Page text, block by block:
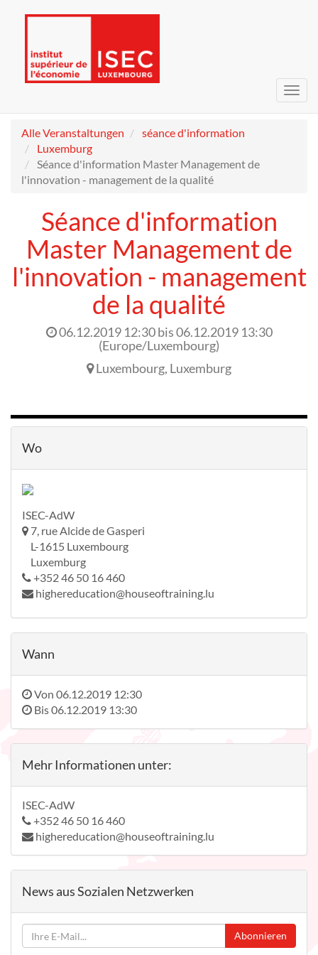
Alle Veranstaltungen
séance d'information
Luxemburg
Séance d'information Master Management de
l'innovation - management de la qualité
Séance d'information
Master Management de
l'innovation - management
de la qualité
06.12.2019 12:30bis06.12.2019 13:30
(Europe/Luxembourg)
Luxembourg, Luxemburg
Wo
ISEC-AdW
7, rue Alcide de Gasperi
L-1615 Luxembourg
Luxemburg
+352 46 50 16 460
highereducation@houseoftraining.lu
Wann
Von 06.12.2019 12:30
Bis06.12.2019 13:30
Mehr Informationen unter:
ISEC-AdW
+352 46 50 16 460
highereducation@houseoftraining.lu
News aus Sozialen Netzwerken
Abonnieren